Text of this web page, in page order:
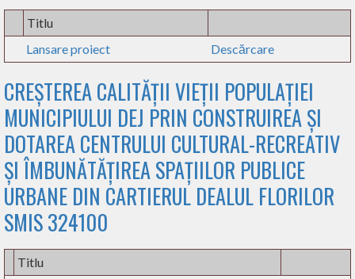
Titlu
Lansare proiect
Descărcare
CREȘTEREA CALITĂȚII VIEȚII POPULAȚIEI
MUNICIPIULUI DEJ PRIN CONSTRUIREA ȘI
DOTAREA CENTRULUI CULTURAL-RECREATIV
ȘI ÎMBUNĂTĂȚIREA SPAȚIILOR PUBLICE
URBANE DIN CARTIERUL DEALUL FLORILOR
SMIS 324100
Titlu